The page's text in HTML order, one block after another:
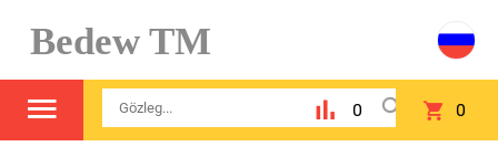
Bedew TM
0 0